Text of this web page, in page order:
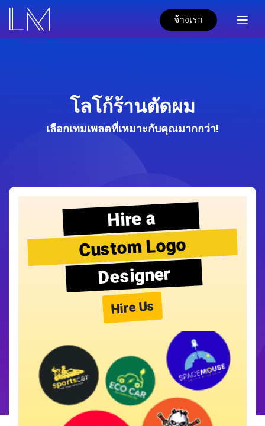
จ้างเรา
โลโก้ร้านตัดผม
เลือกเทมเพลตที่เหมาะกับคุณมากกว่า!
Hire a
Custom Logo
Designer
Hire Us